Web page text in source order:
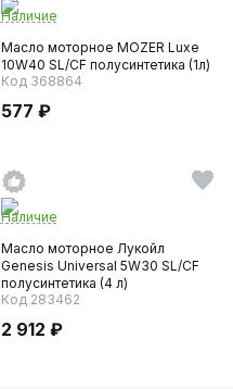
Наличие
Масло моторное MOZER Luxe
10W40 SL/CF полусинтетика (1л)
Код 368864
577 ₽
Наличие
Масло моторное Лукойл
Genesis Universal 5W30 SL/CF
полусинтетика (4 л)
Код 283462
2 912 ₽